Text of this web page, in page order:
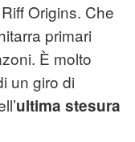
Origins. Che
primari
È molto
un giro di
ultima stesura